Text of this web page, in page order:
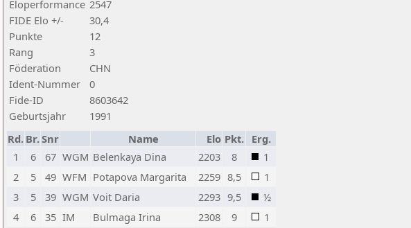
Eloperformance 2547
FIDE Elo +/-
30,4
Punkte
12
Rang
3
Föderation
CHN
Ident-Nummer
0
Fide-ID
8603642
Geburtsjahr
1991
Rd. Br.Snr Name Elo Pkt.
Erg.
1
6 67 WGM Belenkaya Dina 2203 8
1
2
5 49 WFM Potapova Margarita 2259 8,5
1
3
5 39 WGM Voit Daria 2293 9,5
½
4
6 35 IM Bulmaga Irina 2308 9 1